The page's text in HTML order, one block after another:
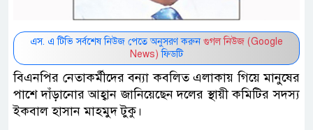
এস. এ টিভি সর্বশেষ নিউজ পেতে অনুসরণ করুন গুগল নিউজ (Google
News) ফিডটি
বিএনপির নেতাকর্মীদের বন্যা কবলিত এলাকায় গিয়ে মানুষের
পাশে দাঁড়ানোর আহ্বান জানিয়েছেন দলের স্থায়ী কমিটির সদস্য
ইকবাল হাসান মাহমুদ টুকু।